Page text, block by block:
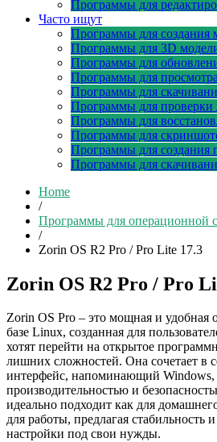
Программы для
Часто ищут
Программы для создания
Программы для 3D
Программы для
Программы для
Программы для
Программы для проверки
Программы для
Программы для
Программы для создания
Программы для
Home
/
Программы для операционной
/
Zorin OS R2 Pro / Pro Lite 17.3
Zorin OS R2 Pro / Pro
Zorin OS Pro – это мощная и удобная
базе Linux, созданная для
хотят перейти на открытое
лишних сложностей. Она сочетает в
интерфейс, напоминающий Windows,
производительностью и
идеально подходит как для
для работы, предлагая стабильность
настройки под свои нужды.